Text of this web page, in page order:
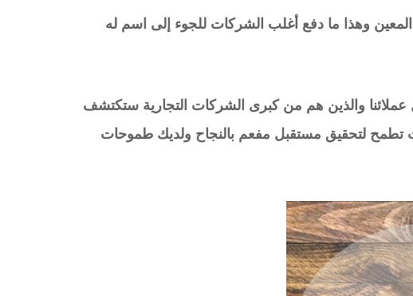
وهذا ما دفع أغلب الشركات للجوء إلى اسم له
عملائنا والذين هم من كبرى الشركات التجارية ستكتشف
تطمح لتحقيق مستقبل مفعم بالنجاح ولديك طموحات